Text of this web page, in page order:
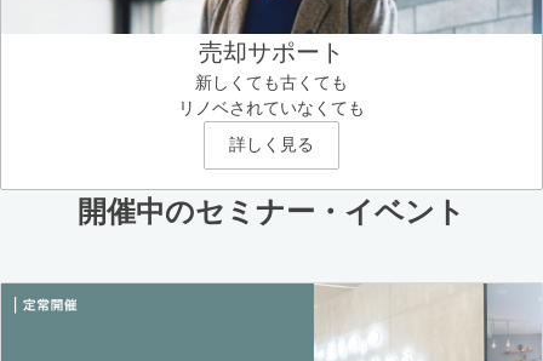
売却サポート
新しくても古くても
リノベされていなくても
詳しく見る
開催中のセミナー・イベント